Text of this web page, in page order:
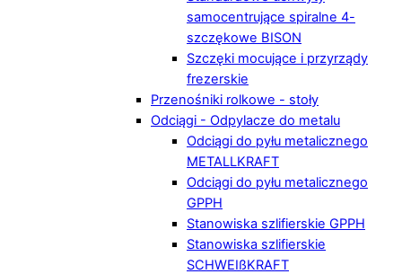
samocentrujące spiralne 4-
szczękowe BISON
Szczęki mocujące i przyrządy
frezerskie
Przenośniki rolkowe - stoły
Odciągi - Odpylacze do metalu
Odciągi do pyłu metalicznego
METALLKRAFT
Odciągi do pyłu metalicznego
GPPH
Stanowiska szlifierskie GPPH
Stanowiska szlifierskie
SCHWEIßKRAFT